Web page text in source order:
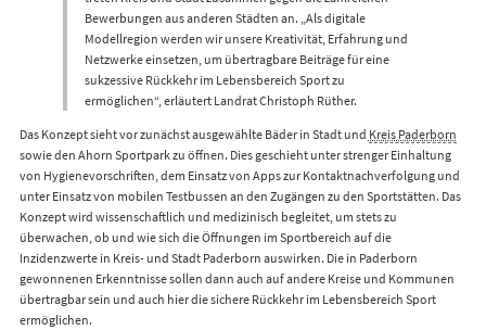
Bewerbungen aus anderen Städten an. „Als digitale
Modellregion werden wir unsere Kreativität, Erfahrung und
Netzwerke einsetzen, um übertragbare Beiträge für eine
sukzessive Rückkehr im Lebensbereich Sport zu
ermöglichen“, erläutert Landrat Christoph Rüther.
Das Konzept sieht vor zunächst ausgewählte Bäder in Stadt und Kreis Paderborn
sowie den Ahorn Sportpark zu öffnen. Dies geschieht unter strenger Einhaltung
von Hygienevorschriften, dem Einsatz von Apps zur Kontaktnachverfolgung und
unter Einsatz von mobilen Testbussen an den Zugängen zu den Sportstätten. Das
Konzept wird wissenschaftlich und medizinisch begleitet, um stets zu
überwachen, ob und wie sich die Öffnungen im Sportbereich auf die
Inzidenzwerte in Kreis- und Stadt Paderborn auswirken. Die in Paderborn
gewonnenen Erkenntnisse sollen dann auch auf andere Kreise und Kommunen
übertragbar sein und auch hier die sichere Rückkehr im Lebensbereich Sport
ermöglichen.